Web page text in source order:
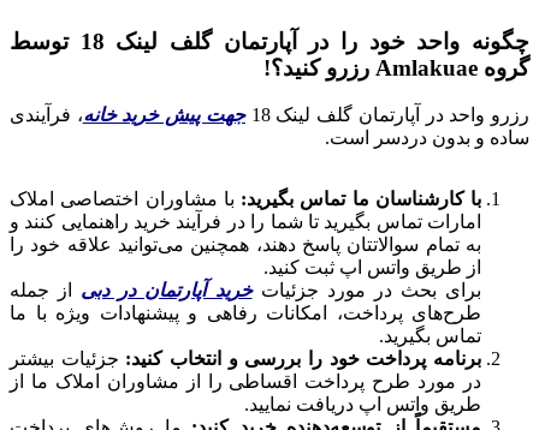
چگونه واحد خود را در آپارتمان گلف لینک 18 توسط
گروه Amlakuae رزرو کنید؟!
رزرو واحد در آپارتمان گلف لینک 18 جهت پیش خرید خانه، فرآیندی
ساده و بدون دردسر است.
با کارشناسان ما تماس بگیرید: با مشاوران اختصاصی املاک
امارات تماس بگیرید تا شما را در فرآیند خرید راهنمایی کنند و
به تمام سوالاتتان پاسخ دهند، همچنین می‌توانید علاقه خود را
از طریق واتس اپ ثبت کنید.
برای بحث در مورد جزئیاتخرید آپارتمان در دبی از جمله
طرح‌های پرداخت، امکانات رفاهی و پیشنهادات ویژه با ما
تماس بگیرید.
برنامه پرداخت خود را بررسی و انتخاب کنید: جزئیات بیشتر
در مورد طرح پرداخت اقساطی را از مشاوران املاک ما از
طریق واتس اپ دریافت نمایید.